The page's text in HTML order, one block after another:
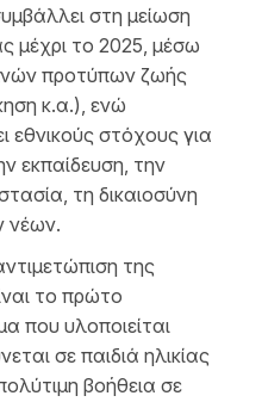
στη μείωση
μέχρι το 2025, μέσω
προτύπων ζωής
κ.α.), ενώ
εθνικούς στόχους για
εκπαίδευση, την
τη δικαιοσύνη
νέων.
της
το πρώτο
που υλοποιείται
σε παιδιά ηλικίας
βοήθεια σε